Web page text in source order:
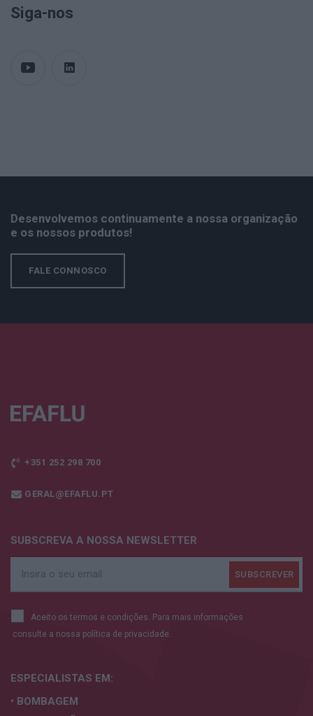
Siga-nos
Desenvolvemos continuamente a nossa organização
e os nossos produtos!
FALE CONNOSCO
+351 252 298 700
GERAL@EFAFLU.PT
SUBSCREVA A NOSSA NEWSLETTER
Aceito os termos e condições. Para mais informações
consulte a nossa política de privacidade.
ESPECIALISTAS EM:
• BOMBAGEM